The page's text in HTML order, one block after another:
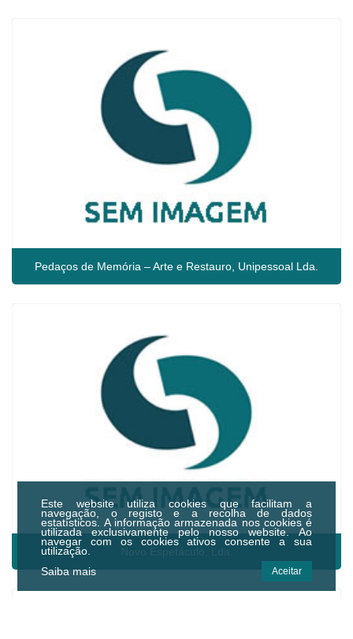
Este website utiliza cookies que facilitam a
navegação, o registo e a recolha de dados
estatísticos.A informação armazenada nos cookies é
utilizada exclusivamente pelo nosso website. Ao
navegar com os cookies ativos consente a sua
utilização.
Saiba mais
Aceitar
Pedaços de Memória – Arte e Restauro, Unipessoal Lda.
Novo Espetáculo, Lda.